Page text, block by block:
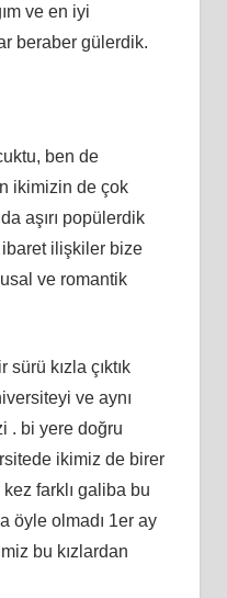
ve en iyi
beraber gülerdik.
ben de
ikimizin de çok
aşırı popülerdik
ibaret ilişkiler bize
ve romantik
kızla çıktık
ve aynı
. bi yere doğru
ikimiz de birer
farklı galiba bu
öyle olmadı 1er ay
bu kızlardan